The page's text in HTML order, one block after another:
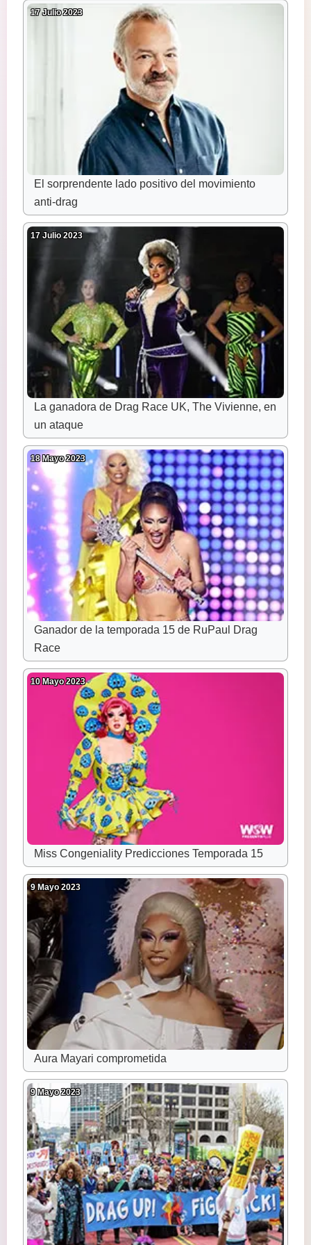
17 Julio 2023
El sorprendente lado positivo del movimiento
anti-drag
17 Julio 2023
La ganadora de Drag Race UK, The Vivienne, en
un ataque
18 Mayo 2023
Ganador de la temporada 15 de RuPaul Drag
Race
10 Mayo 2023
Miss Congeniality Predicciones Temporada 15
9 Mayo 2023
Aura Mayari comprometida
9 Mayo 2023